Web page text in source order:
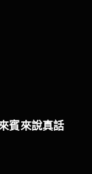
賓來說真話